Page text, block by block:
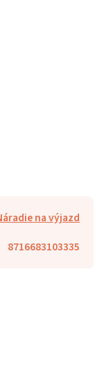
na výjazd
8716683103335